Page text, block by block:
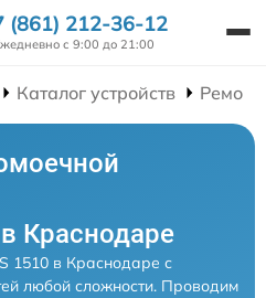
(861) 212-36-12
с 9:00 до 21:00
Каталог устройств
Краснодаре
1510 в Краснодаре с
любой сложности. Проводим